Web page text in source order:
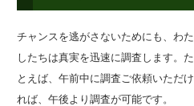
チャンスを逃がさないためにも、わた
したちは真実を迅速に調査します。た
とえば、午前中に調査ご依頼いただけ
れば、午後より調査が可能です。